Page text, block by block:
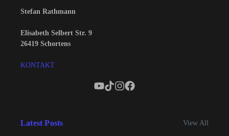
Stefan Rathmann
Elisabeth Selbert Str. 9
26419 Schortens
KONTAKT
Latest Posts View All